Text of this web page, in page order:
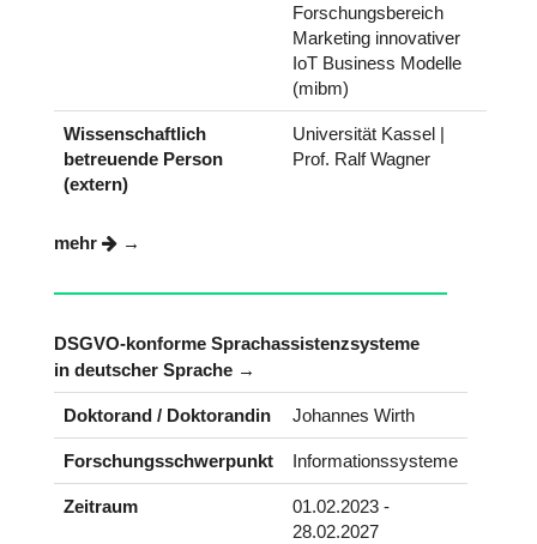
Forschungsbereich
Marketing innovativer
IoT Business Modelle
(mibm)
Wissenschaftlich
betreuende Person
(extern)
Universität Kassel |
Prof. Ralf Wagner
mehr
DSGVO-konforme Sprachassistenzsysteme
in deutscher Sprache
Doktorand / Doktorandin Johannes Wirth
Forschungsschwerpunkt Informationssysteme
Zeitraum
01.02.2023 -
28.02.2027